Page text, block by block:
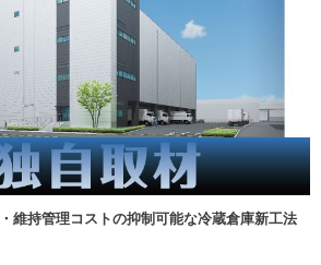
維持管理コストの抑制可能な冷蔵倉庫新工法